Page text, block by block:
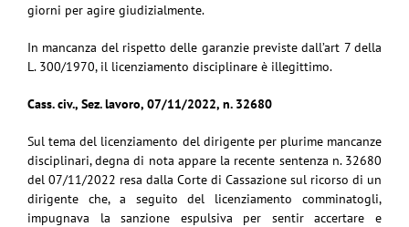
giorni per agire giudizialmente.
In mancanza del rispetto delle garanzie previste dall’art 7 della
L. 300/1970, il licenziamento disciplinare è illegittimo.
Cass. civ., Sez. lavoro, 07/11/2022, n. 32680
Sul tema del licenziamento del dirigente per plurime mancanze
disciplinari, degna di nota appare la recente sentenza n. 32680
del 07/11/2022 resa dalla Corte di Cassazione sul ricorso di un
dirigente che, a seguito del licenziamento comminatogli,
impugnava la sanzione espulsiva per sentir accertare e